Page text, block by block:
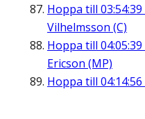
Hoppa till 03:54:39
Vilhelmsson (C)
Hoppa till 04:05:39
Ericson (MP)
Hoppa till 04:14:56